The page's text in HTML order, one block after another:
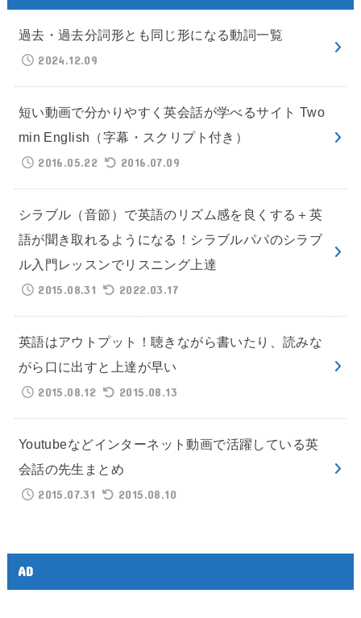
過去・過去分詞形とも同じ形になる動詞一覧
2024.12.09
短い動画で分かりやすく英会話が学べるサイト Two
min English（字幕・スクリプト付き）
2016.05.22
2016.07.09
シラブル（音節）で英語のリズム感を良くする＋英
語が聞き取れるようになる！シラブルパパのシラブ
ル入門レッスンでリスニング上達
2015.08.31
2022.03.17
英語はアウトプット！聴きながら書いたり、読みな
がら口に出すと上達が早い
2015.08.12
2015.08.13
Youtubeなどインターネット動画で活躍している英
会話の先生まとめ
2015.07.31
2015.08.10
AD